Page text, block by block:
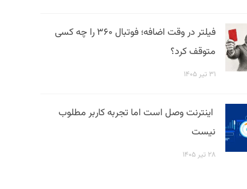
فیلتر در وقت اضافه؛ فوتبال ۳۶۰ را چه کسی
متوقف کرد؟
۳۱ تیر ۱۴۰۵
اینترنت وصل است اما تجربه کاربر مطلوب
نیست
۲۸ تیر ۱۴۰۵